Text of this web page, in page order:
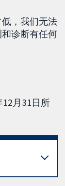
，我们无法
诊断有任何
月31日所